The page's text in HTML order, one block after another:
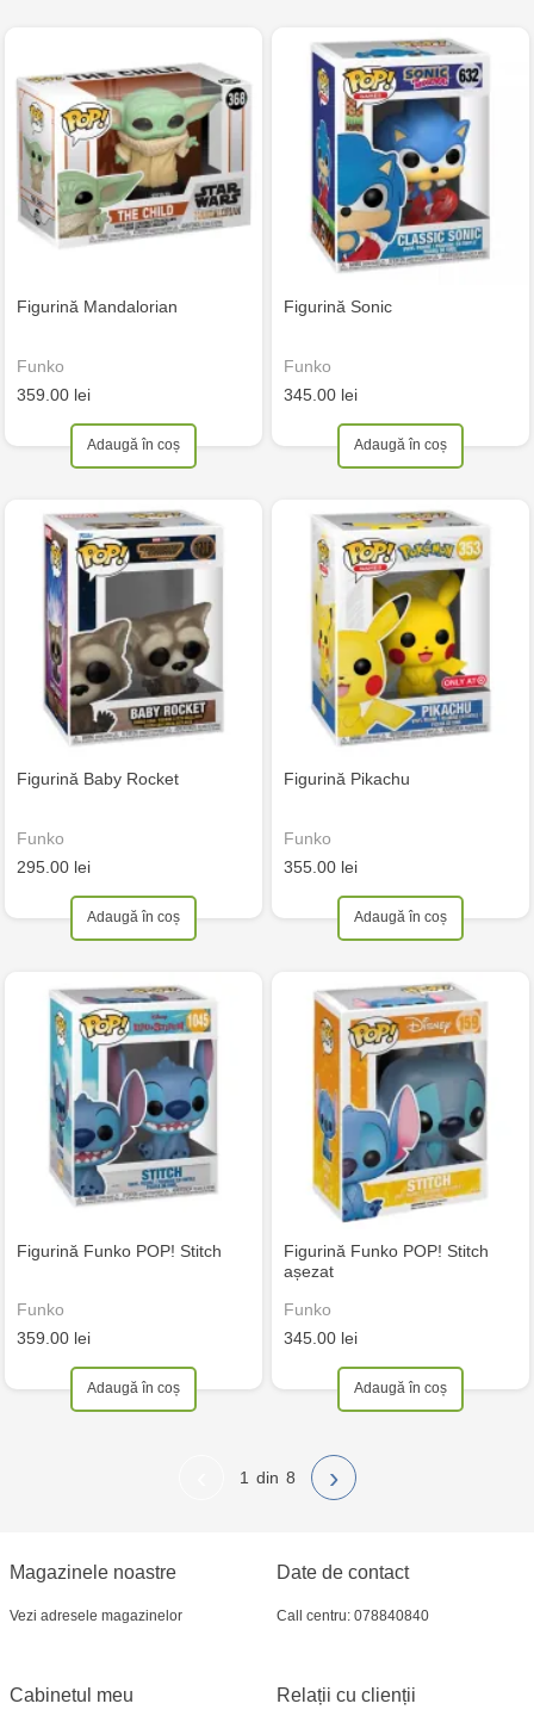
Figurină Mandalorian
Funko
359.00 lei
Adaugă în coș
Figurină Sonic
Funko
345.00 lei
Adaugă în coș
Figurină Baby Rocket
Funko
295.00 lei
Adaugă în coș
Figurină Pikachu
Funko
355.00 lei
Adaugă în coș
Figurină Funko POP! Stitch
Funko
359.00 lei
Adaugă în coș
Figurină Funko POP! Stitch
așezat
Funko
345.00 lei
Adaugă în coș
1 8 ›
Magazinele noastre
Vezi adresele magazinelor
Relații cu clienții
Cabinetul meu
Date de contact
Call centru: 078840840